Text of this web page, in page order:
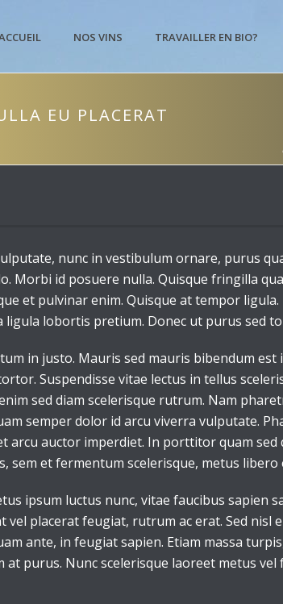
NOS VINS TRAVAILLER EN BIO?
EU PLACERAT
nunc in vestibulum ornare, purus
Morbi id posuere nulla. Quisque fringilla
et pulvinar enim. Quisque at tempor
ligula lobortis pretium. Donec ut purus sed
in justo. Mauris sed mauris bibendum
Suspendisse vitae lectus in tellus
sed diam scelerisque rutrum. Nam
semper dolor id arcu viverra vulputate.
arcu auctor imperdiet. In porttitor quam
sem et fermentum scelerisque, metus
ipsum luctus nunc, vitae faucibus sapien
placerat feugiat, rutrum ac erat. Sed nisl
ante, in feugiat sapien. Etiam massa
purus. Nunc scelerisque laoreet metus